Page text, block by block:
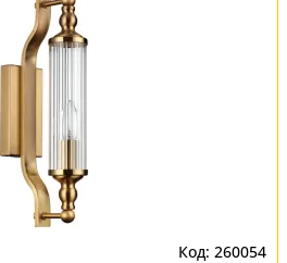
260054